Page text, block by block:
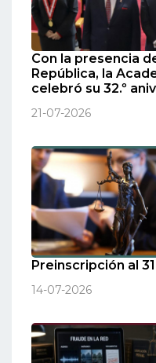
Con la presencia
República, la
celebró su 32.º
21-07-2026
Preinscripción al
14-07-2026